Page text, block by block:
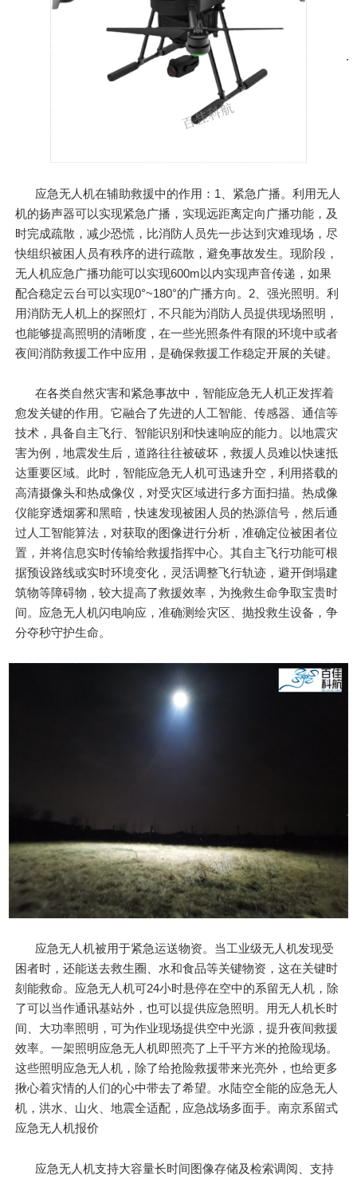
应急无人机在辅助救援中的作用：1、紧急广播。利用无人
机的扬声器可以实现紧急广播，实现远距离定向广播功能，及
时完成疏散，减少恐慌，比消防人员先一步达到灾难现场，尽
快组织被困人员有秩序的进行疏散，避免事故发生。现阶段，
无人机应急广播功能可以实现600m以内实现声音传递，如果
配合稳定云台可以实现0°~180°的广播方向。2、强光照明。利
用消防无人机上的探照灯，不只能为消防人员提供现场照明，
也能够提高照明的清晰度，在一些光照条件有限的环境中或者
夜间消防救援工作中应用，是确保救援工作稳定开展的关键。
在各类自然灾害和紧急事故中，智能应急无人机正发挥着
愈发关键的作用。它融合了先进的人工智能、传感器、通信等
技术，具备自主飞行、智能识别和快速响应的能力。以地震灾
害为例，地震发生后，道路往往被破坏，救援人员难以快速抵
达重要区域。此时，智能应急无人机可迅速升空，利用搭载的
高清摄像头和热成像仪，对受灾区域进行多方面扫描。热成像
仪能穿透烟雾和黑暗，快速发现被困人员的热源信号，然后通
过人工智能算法，对获取的图像进行分析，准确定位被困者位
置，并将信息实时传输给救援指挥中心。其自主飞行功能可根
据预设路线或实时环境变化，灵活调整飞行轨迹，避开倒塌建
筑物等障碍物，较大提高了救援效率，为挽救生命争取宝贵时
间。应急无人机闪电响应，准确测绘灾区、抛投救生设备，争
分夺秒守护生命。
应急无人机被用于紧急运送物资。当工业级无人机发现受
困者时，还能送去救生圈、水和食品等关键物资，这在关键时
刻能救命。应急无人机可24小时悬停在空中的系留无人机，除
了可以当作通讯基站外，也可以提供应急照明。用无人机长时
间、大功率照明，可为作业现场提供空中光源，提升夜间救援
效率。一架照明应急无人机即照亮了上千平方米的抢险现场。
这些照明应急无人机，除了给抢险救援带来光亮外，也给更多
揪心着灾情的人们的心中带去了希望。水陆空全能的应急无人
机，洪水、山火、地震全适配，应急战场多面手。南京系留式
应急无人机报价
应急无人机支持大容量长时间图像存储及检索调阅、支持